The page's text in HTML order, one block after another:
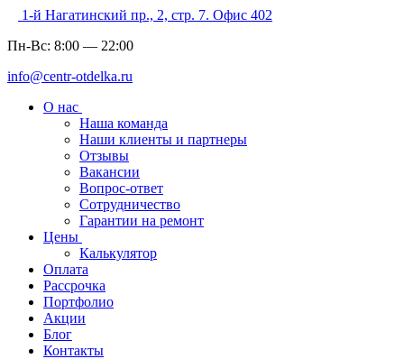
1-й Нагатинский пр., 2, стр. 7. Офис 402
Пн-Вс: 8:00 — 22:00
info@centr-otdelka.ru
О нас
Наша команда
Наши клиенты и партнеры
Отзывы
Вакансии
Вопрос-ответ
Сотрудничество
Гарантии на ремонт
Цены
Калькулятор
Оплата
Рассрочка
Портфолио
Акции
Блог
Контакты